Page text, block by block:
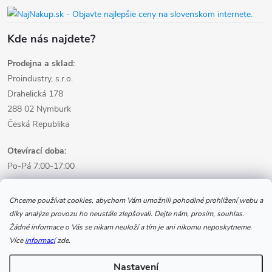
Chceme používat cookies, abychom Vám umožnili pohodlné prohlížení webu a
díky analýze provozu ho neustále zlepšovali. Dejte nám, prosím, souhlas.
Žádné informace o Vás se nikam neuloží a tím je ani nikomu neposkytneme.
Víceinformacízde.
Nastavení
Kde nás najdete?
Prodejna a sklad:
Proindustry, s.r.o.
Drahelická 178
288 02 Nymburk
Česká Republika
Otevírací doba:
Po-Pá 7:00-17:00
Informace pro nákup
Informace pro Vás